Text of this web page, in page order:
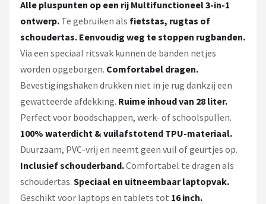
Alle pluspunten op een rij Multifunctioneel 3-in-1
ontwerp. Te gebruiken als fietstas, rugtas of
schoudertas. Eenvoudig weg te stoppen rugbanden.
Via een speciaal ritsvak kunnen de banden netjes
worden opgeborgen. Comfortabel dragen.
Bevestigingshaken drukken niet in je rug dankzij een
gewatteerde afdekking. Ruime inhoud van 28 liter.
Perfect voor boodschappen, werk- of schoolspullen.
100% waterdicht & vuilafstotend TPU-materiaal.
Duurzaam, PVC-vrij en neemt geen vuil of geurtjes op.
Inclusief schouderband.Comfortabel te dragen als
schoudertas. Speciaal en uitneembaar laptopvak.
Geschikt voor laptops en tablets tot 16 inch.